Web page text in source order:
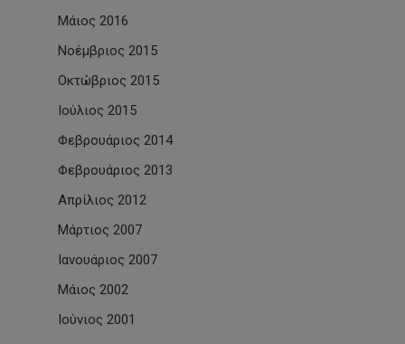
Μάιος 2016
Νοέμβριος 2015
Οκτώβριος 2015
Ιούλιος 2015
Φεβρουάριος 2014
Φεβρουάριος 2013
Απρίλιος 2012
Μάρτιος 2007
Ιανουάριος 2007
Μάιος 2002
Ιούνιος 2001